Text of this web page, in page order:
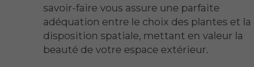
savoir-faire vous assure une parfaite
adéquation entre le choix des plantes et la
disposition spatiale, mettant en valeur la
beauté de votre espace extérieur.